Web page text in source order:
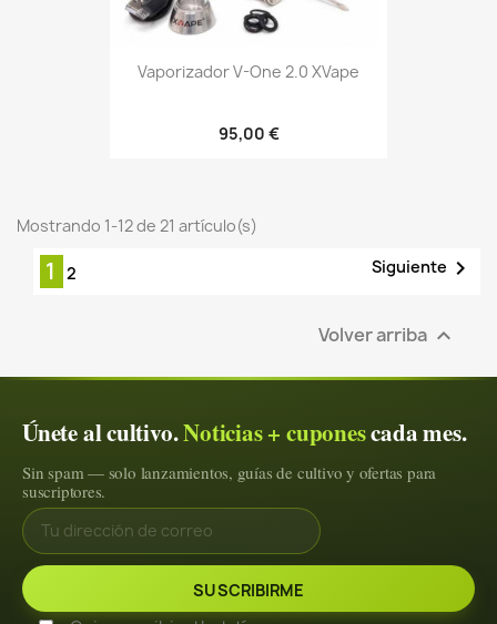
Vaporizador V-One 2.0 XVape
95,00 €
Mostrando 1-12 de 21 artículo(s)
1 2 Siguiente 
Volver arriba 
Únete al cultivo.Noticias + cuponescada mes.
Sin spam — solo lanzamientos, guías de cultivo y ofertas para
suscriptores.